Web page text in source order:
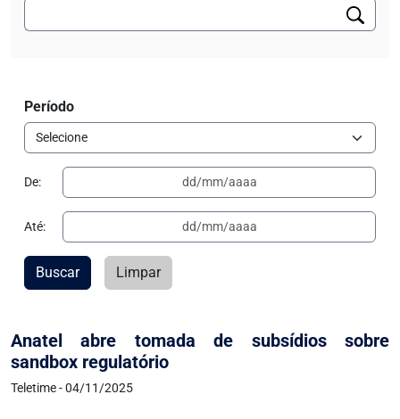
Anatel abre tomada de subsídios sobre
sandbox regulatório
Teletime - 04/11/2025
Período
De:
Até:
Buscar Limpar